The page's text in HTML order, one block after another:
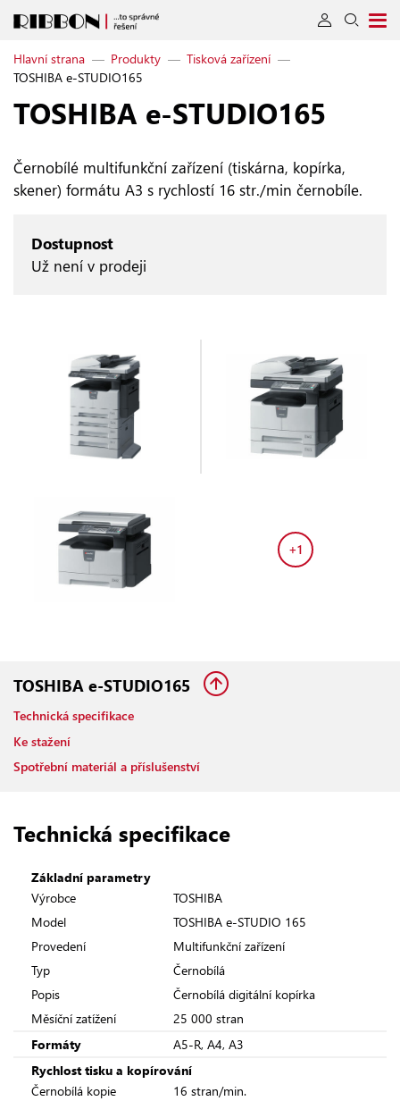
Hlavní strana — Produkty — Tisková zařízení —
TOSHIBA e-STUDIO165
+1
TOSHIBA e‑STUDIO165
Černobílé multifunkční zařízení (tiskárna, kopírka,
skener) formátu A3 s rychlostí 16 str./min černobíle.
Dostupnost
Už není v prodeji
TOSHIBA e-STUDIO165
Technická specifikace
Ke stažení
Spotřební materiál a příslušenství
Technická specifikace
Základní parametry
Výrobce
TOSHIBA
Model
TOSHIBA e-STUDIO 165
Provedení
Multifunkční zařízení
Typ
Černobílá
Popis
Černobílá digitální kopírka
Měsíční zatížení
25 000 stran
Formáty
A5-R, A4, A3
Rychlost tisku a kopírování
Černobílá kopie
16 stran/min.